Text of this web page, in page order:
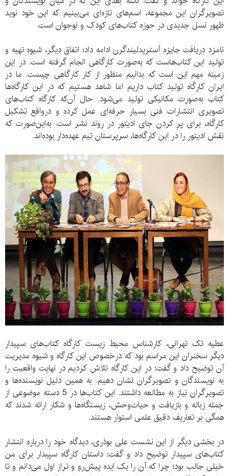
تصویرگران این مجموعه، اسم‌های تازه‌ای می‌بینیم که این خود نوید
ظهور نسل جدیدی در حوزه کتاب‌های کودک و نوجوان است.
نامزد دریافت جایزه آستریدلیندگرن ادامه داد: اتفاق دیگر، شیوه تهیه و
تولید این کتاب‌هاست که به‌صورت کارگاهی انجام گرفته است. در این
زمینه مهم این است که بدانیم منظور از کار کارگاهی چیست. ما در
ایران کارگاه تولید کتاب داریم اما شاهد هستیم که در این کارگاه‌ها
کتاب به‌صورت مکانیکی تولید می‌شود. حال آن‌که کارگاه کتاب‌های
تصویری انتشارات فنی بسیار حرفه‌ای عمل کرده و درواقع تشکیل
کارگاه، برای پر کردن جای ادیتور در روند نشر است. به‌این‌صورت که
نقش ادیتور را در این کارگاه‌ها، سرپرستان تیم‌ عهده‌دار بوده‌اند.
عطیه تک تهرانی، کارشناس محیط زیست کارگاه کتاب‌های سپیدار
دیگر سخنران این مراسم بود که درخصوص این کارگاه و شیوه مدیریت
آن توضیح داد و گفت: در این کارگاه تلاش کردیم در نهایت واقعیت را
به نویسندگان و تصویرگران نشان دهیم. به همین دلیل نویسنده‌ها و
تصویرگران نیاز به مطالعه داشتند. این کتاب‌ها در 5 دسته موضوعی از
جمله زباله و بازیافت و حیات‌وحش، زیستگاه‌ها و شکار ارائه شدند که
همگی بر تعاریف دقیق علمی استوار هستند.
در بخشی دیگر از این نشست علی بوذری، دیدگاه خود را درباره انتشار
کتاب‌های سپیدار توضیح داد و گفت: داستان کارگاه سپیدار برای من
خیلی جالب بود؛ چرا که آن را یک ایده پیش‌رو و تراز اول می‌دانم و تا